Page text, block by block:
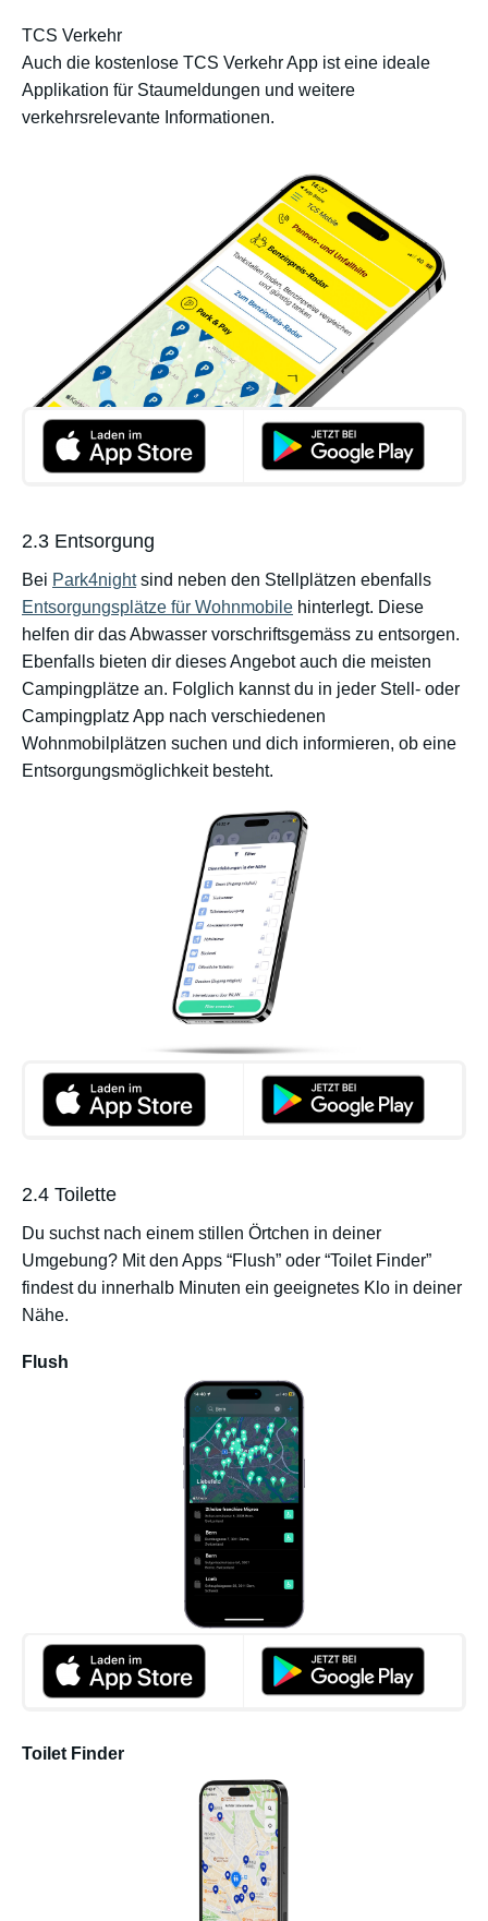
TCS Verkehr
Auch die kostenlose TCS Verkehr App ist eine ideale
Applikation für Staumeldungen und weitere
verkehrsrelevante Informationen.
2.3 Entsorgung
Bei Park4nightsind neben den Stellplätzen ebenfalls
Entsorgungsplätze für Wohnmobile hinterlegt. Diese
helfen dir das Abwasser vorschriftsgemäss zu entsorgen.
Ebenfalls bieten dir dieses Angebot auch die meisten
Campingplätze an. Folglich kannst du in jeder Stell- oder
Campingplatz App nach verschiedenen
Wohnmobilplätzen suchen und dich informieren, ob eine
Entsorgungsmöglichkeit besteht.
2.4 Toilette
Du suchst nach einem stillen Örtchen in deiner
Umgebung? Mit den Apps “Flush” oder “Toilet Finder”
findest du innerhalb Minuten ein geeignetes Klo in deiner
Nähe.
Flush
Toilet Finder